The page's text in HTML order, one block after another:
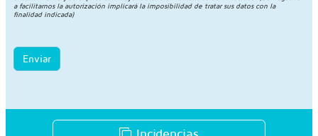
a facilitarnos la autorización implicará la imposibilidad de tratar sus datos con la
finalidad indicada)
Enviar